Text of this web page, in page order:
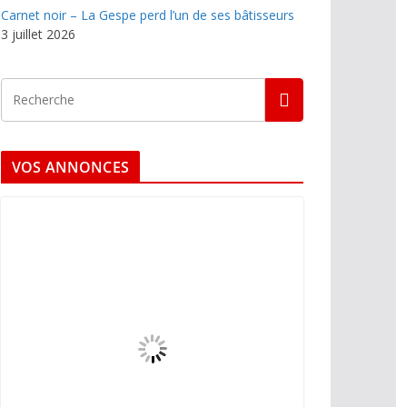
Carnet noir – La Gespe perd l’un de ses bâtisseurs
3 juillet 2026
VOS ANNONCES